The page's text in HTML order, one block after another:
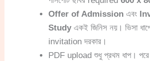
Offer of Admission এবং
Study একই জিনিস নয়। ভিসা
invitation দরকার।
PDF upload শুধু প্রথম ধাপ।